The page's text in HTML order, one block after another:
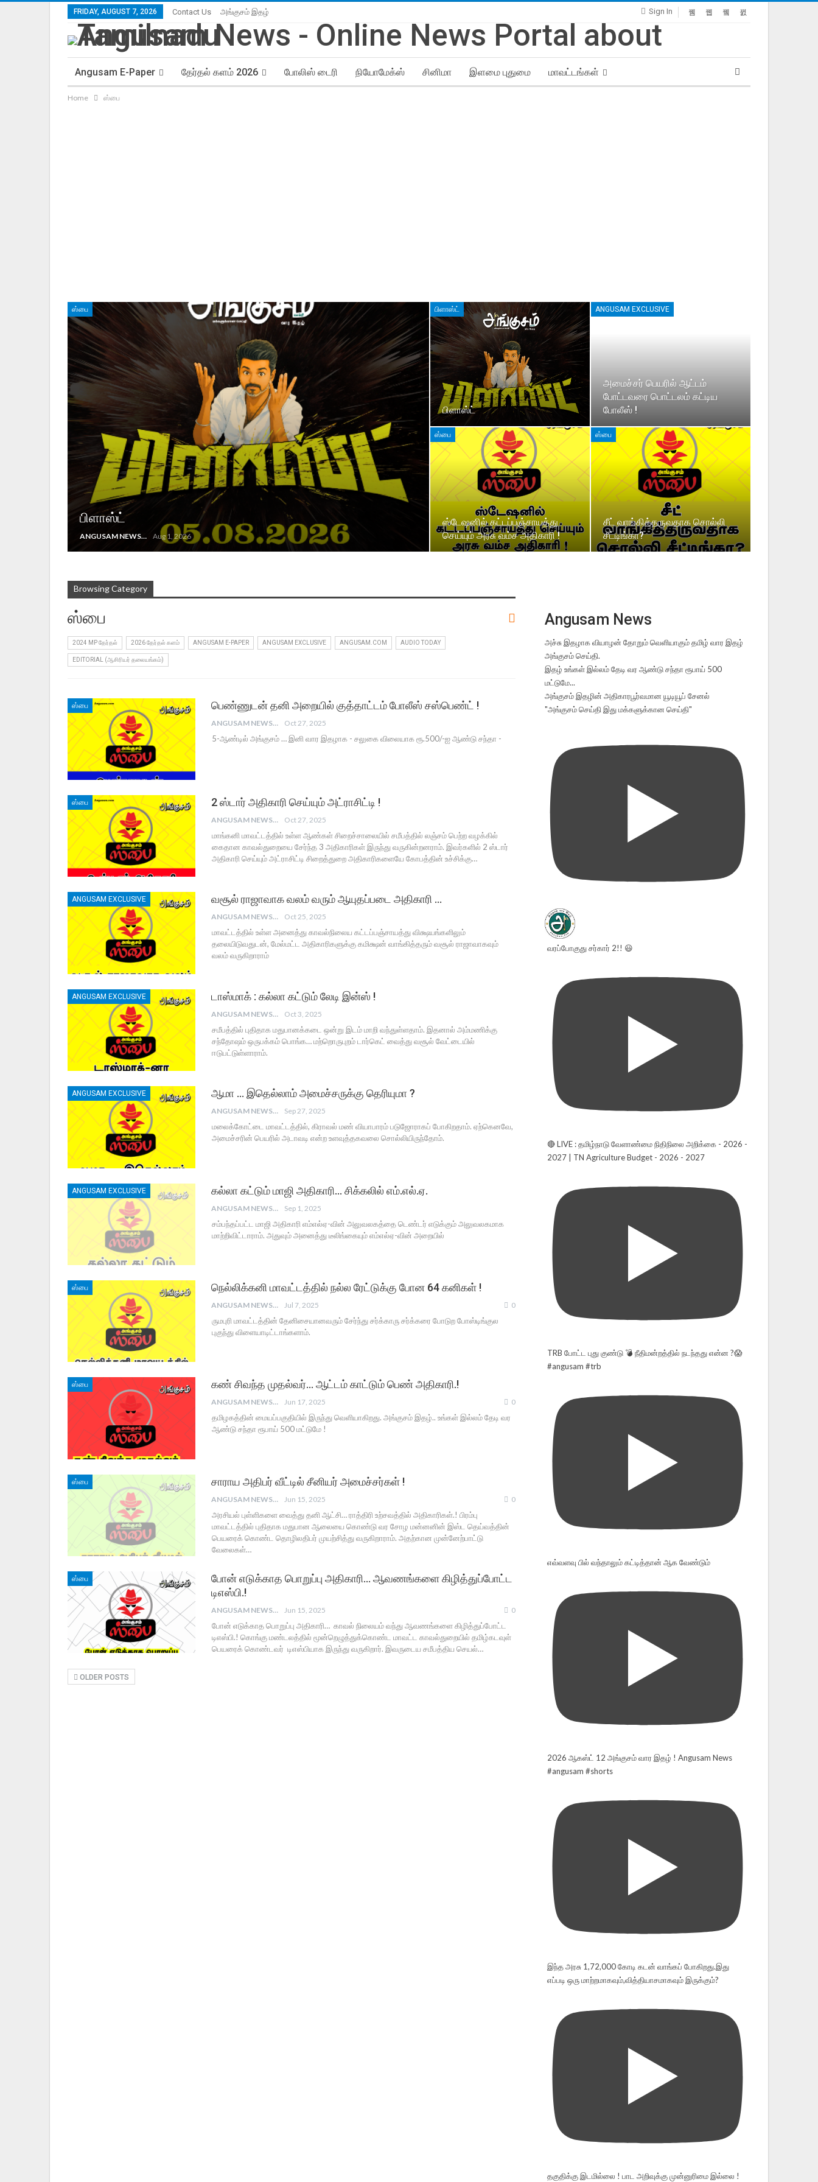
Sign In
FRIDAY, AUGUST 7, 2026 Contact Us அங்குசம் இதழ்
Angusam E-Paper தேர்தல் களம் 2026 போலிஸ் டைரி நியோமேக்ஸ் சினிமா இளமை புதுமை மாவட்டங்கள்
Home ஸ்பை
ஸ்பை
பிளாஸ்ட்
ANGUSAM NEWS Aug 1, 2026
பிளாஸ்ட்
பிளாஸ்ட்
ANGUSAM EXCLUSIVE
அமைச்சர் பெயரில் ஆட்டம்
போட்டவரை பொட்டலம் கட்டிய
போலீஸ் !
ஸ்பை
ஸ்டேஷனில் கட்டப்பஞ்சாயத்து
செய்யும் அரசு வம்ச அதிகாரி !
ஸ்பை
சீட் வாங்கித்தருவதாக சொல்லி
சீட்டிங்கா?
Browsing Category
ஸ்பை
2024 MP தேர்தல் 2026 தேர்தல் களம் ANGUSAM E-PAPER ANGUSAM EXCLUSIVE ANGUSAM.COM AUDIO TODAY
EDITORIAL (ஆசிரியர் தலையங்கம்)
ஸ்பை பெண்ணுடன் தனி அறையில் குத்தாட்டம் போலீஸ் சஸ்பெண்ட் !
ANGUSAM NEWS Oct 27, 2025
5-ஆண்டில் அங்குசம் … இனி வார இதழாக - சலுகை விலையாக ரூ.500/-ஐ ஆண்டு சந்தா -
ஸ்பை 2 ஸ்டார் அதிகாரி செய்யும் அட்ராசிட்டி !
ANGUSAM NEWS Oct 27, 2025
மாங்கனி மாவட்டத்தில் உள்ள ஆண்கள் சிறைச்சாலையில் சமீபத்தில் லஞ்சம் பெற்ற வழக்கில்
கைதான காவல்துறையை சேர்ந்த 3 அதிகாரிகள் இருந்து வருகின்றனராம். இவர்களில் 2 ஸ்டார்
அதிகாரி செய்யும் அட்ராசிட்டி சிறைத்துறை அதிகாரிகளையே கோபத்தின் உச்சிக்கு…
ANGUSAM EXCLUSIVE வசூல் ராஜாவாக வலம் வரும் ஆயுதப்படை அதிகாரி …
ANGUSAM NEWS Oct 25, 2025
மாவட்டத்தில் உள்ள அனைத்து காவல்நிலைய கட்டப்பஞ்சாயத்து விக்ஷயங்களிலும்
தலையிடுவதுடன், மேல்மட்ட அதிகாரிகளுக்கு கமிக்ஷன் வாங்கித்தரும் வசூல் ராஜாவாகவும்
வலம் வருகிறாராம்
ANGUSAM EXCLUSIVE டாஸ்மாக் : கல்லா கட்டும் லேடி இன்ஸ் !
ANGUSAM NEWS Oct 3, 2025
சமீபத்தில் புதிதாக மதுபானக்கடை ஒன்று இடம் மாறி வந்துள்ளதாம். இதனால் அம்மணிக்கு
சந்தோஷம் ஒருபக்கம் பொங்க… மற்றொருபுறம் டார்கெட் வைத்து வசூல் வேட்டையில்
ஈடுபட்டுள்ளாராம்.
ANGUSAM EXCLUSIVE ஆமா … இதெல்லாம் அமைச்சருக்கு தெரியுமா ?
ANGUSAM NEWS Sep 27, 2025
மலைக்கோட்டை மாவட்டத்தில், கிராவல் மண் வியாபாரம் படுஜோராகப் போகிறதாம். ஏற்கெனவே,
அமைச்சரின் பெயரில் அடாவடி என்ற உளவுத்தகவலை சொல்லியிருந்தோம்.
ANGUSAM EXCLUSIVE கல்லா கட்டும் மாஜி அதிகாரி… சிக்கலில் எம்.எல்.ஏ.
ANGUSAM NEWS Sep 1, 2025
சம்பந்தப்பட்ட மாஜி அதிகாரி எம்எல்ஏ-வின் அலுவலகத்தை டெண்டர் எடுக்கும் அலுவலகமாக
மாற்றிவிட்டாராம். அதுவும் அனைத்து டீலிங்கையும் எம்எல்ஏ-வின் அறையில்
ஸ்பை நெல்லிக்கனி மாவட்டத்தில் நல்ல ரேட்டுக்கு போன 64 கனிகள் !
ANGUSAM NEWS Jul 7, 2025 0
ருமபுரி மாவட்டத்தின் தேனிசையானவரும் சேர்ந்து சர்க்காரு சர்க்கரை போடுற போஸ்டிங்குல
புகுந்து விளையாடிட்டாங்களாம்.
ஸ்பை கண் சிவந்த முதல்வர்… ஆட்டம் காட்டும் பெண் அதிகாரி.!
ANGUSAM NEWS Jun 17, 2025 0
தமிழகத்தின் மையப்பகுதியில் இருந்து வெளியாகிறது. அங்குசம் இதழ்.. உங்கள் இல்லம் தேடி வர
ஆண்டு சந்தா ரூபாய் 500 மட்டுமே !
ஸ்பை சாராய அதிபர் வீட்டில் சீனியர் அமைச்சர்கள் !
ANGUSAM NEWS Jun 15, 2025 0
அரசியல் புள்ளிகளை வைத்து தனி ஆட்சி… ராத்திரி உற்சவத்தில் அதிகாரிகள்.! பிரம்பு
மாவட்டத்தில் புதிதாக மதுபான ஆலையை கொண்டு வர சோழ மன்னனின் இஸ்ட தெய்வத்தின்
பெயரைக் கொண்ட தொழிலதிபர் முயற்சித்து வருகிறாராம். அதற்கான முன்னேற்பாட்டு
வேலைகள்…
ஸ்பை
போன் எடுக்காத பொறுப்பு அதிகாரி… ஆவணங்களை கிழித்துப்போட்ட
டிஎஸ்பி.!
ANGUSAM NEWS Jun 15, 2025 0
போன் எடுக்காத பொறுப்பு அதிகாரி… காவல் நிலையம் வந்து ஆவணங்களை கிழித்துப்போட்ட
டிஎஸ்பி.! கொங்கு மண்டலத்தில் மூன்றெழுத்துக்கொண்ட மாவட்ட காவல்துறையில் தமிழ்கடவுள்
பெயரைக் கொண்டவர் டிஎஸ்பியாக இருந்து வருகிறார். இவருடைய சமீபத்திய செயல்…
OLDER POSTS
Angusam News
அச்சு இதழாக வியாழன் தோறும் வெளியாகும் தமிழ் வார இதழ்
அங்குசம் செய்தி.
இதழ் உங்கள் இல்லம் தேடி வர ஆண்டு சந்தா ரூபாய் 500
மட்டுமே...
அங்குசம் இதழின் அதிகாரபூர்வமான யூடியூப் சேனல்
"அங்குசம் செய்தி இது மக்களுக்கான செய்தி"
வரப்போகுது சர்கார் 2!! 😃
🔴 LIVE : தமிழ்நாடு வேளாண்மை நிதிநிலை அறிக்கை - 2026 -
2027 | TN Agriculture Budget - 2026 - 2027
TRB போட்ட புது குண்டு 💣 நீதிமன்றத்தில் நடந்தது என்ன ?😱
#angusam #trb
எவ்வளவு பில் வந்தாலும் கட்டித்தான் ஆக வேண்டும்
2026 ஆகஸ்ட் 12 அங்குசம் வார இதழ் ! Angusam News
#angusam #shorts
இந்த அரசு 1,72,000 கோடி கடன் வாங்கப் போகிறது.இது
எப்படி ஒரு மாற்றமாகவும்,வித்தியாசமாகவும் இருக்கும்?
தகுதிக்கு இடமில்லை ! பாட அறிவுக்கு முன்னுரிமை இல்லை !